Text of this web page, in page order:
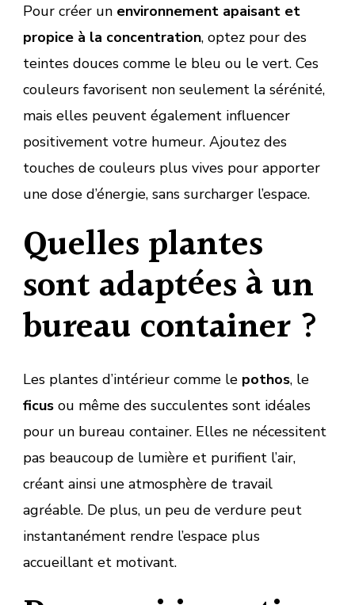
Pour créer un environnement apaisant et
propice à la concentration, optez pour des
teintes douces comme le bleu ou le vert. Ces
couleurs favorisent non seulement la sérénité,
mais elles peuvent également influencer
positivement votre humeur. Ajoutez des
touches de couleurs plus vives pour apporter
une dose d’énergie, sans surcharger l’espace.
Quelles plantes
sont adaptées à un
bureau container ?
Les plantes d’intérieur comme le pothos, le
ficus ou même des succulentes sont idéales
pour un bureau container. Elles ne nécessitent
pas beaucoup de lumière et purifient l’air,
créant ainsi une atmosphère de travail
agréable. De plus, un peu de verdure peut
instantanément rendre l’espace plus
accueillant et motivant.